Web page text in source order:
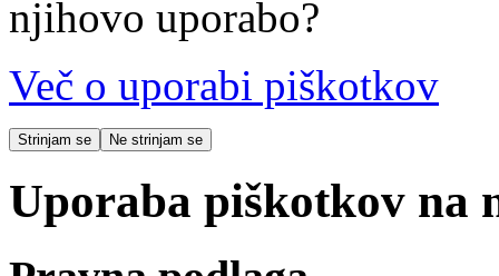
njihovo uporabo?
Več o uporabi piškotkov
Strinjam se Ne strinjam se
Uporaba piškotkov na